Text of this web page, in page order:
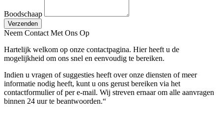
Boodschaap
Verzenden
Neem Contact Met Ons Op
Hartelijk welkom op onze contactpagina. Hier heeft u de
mogelijkheid om ons snel en eenvoudig te bereiken.
Indien u vragen of suggesties heeft over onze diensten of meer
informatie nodig heeft, kunt u ons gerust bereiken via het
contactformulier of per e-mail. Wij streven ernaar om alle aanvragen
binnen 24 uur te beantwoorden.“